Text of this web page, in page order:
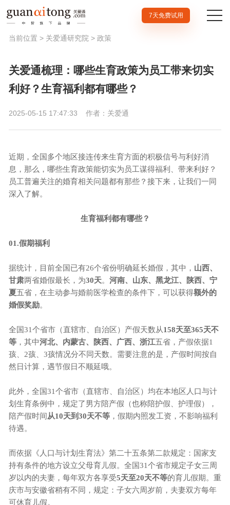
7天免费试用
当前位置 > 关爱通研究院 > 政策
关爱通梳理：哪些生育政策为员工带来切实
利好？生育福利都有哪些？
2025-05-15 17:47:33 作者：关爱通
近期，全国多个地区接连传来生育方面的积极信号与利好消
息，那么，哪些生育政策能切实为员工谋得福利、带来利好？
员工普遍关注的婚育相关问题都有那些？接下来，让我们一同
深入了解。
生育福利都有哪些？
01.假期福利
据统计，目前全国已有26个省份明确延长婚假，其中， 山西、
甘肃两省婚假最长，为30天。 河南、山东、黑龙江、陕西、宁
夏五省，在主动参与婚前医学检查的条件下，可以获得额外的
婚假奖励。
全国31个省市（直辖市、自治区）产假天数从158天至365天不
等 ，其中河北、内蒙古、陕西、广西、浙江五省，产假依据1
孩、2孩、3孩情况分不同天数。需要注意的是，产假时间按自
然日计算，遇节假日不顺延哦。
此外，全国31个省市（直辖市、自治区）均在本地区人口与计
划生育条例中，规定了男方陪产假（也称陪护假、护理假），
陪产假时间 从10天到30天不等 ，假期内照发工资，不影响福利
待遇。
而依据《人口与计划生育法》第二十五条第二款规定：国家支
持有条件的地方设立父母育儿假。全国31个省市规定子女三周
岁以内的夫妻，每年双方各享受5天至20天不等的育儿假期。重
庆市与安徽省稍有不同，规定：子女六周岁前，夫妻双方每年
可休育儿假。